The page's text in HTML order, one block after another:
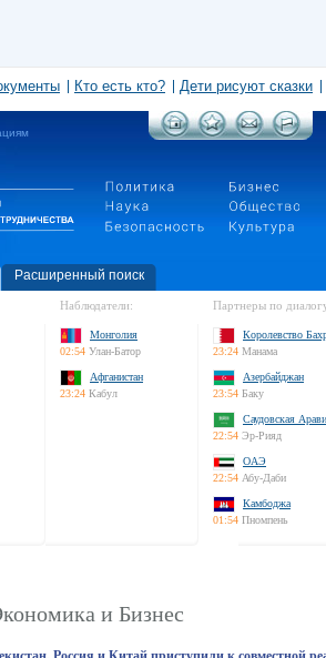
Кто есть кто? Дети рисуют сказки
Расширенный поиск
Наблюдатели:
Монголия
02:54 Улан-Батор
Афганистан
23:24 Кабул
Партнеры по
Королевство
23:24 Манама
Азербайджан
23:54 Баку
Саудовская
22:54 Эр-Рияд
ОАЭ
22:54 Абу-Даби
Камбоджа
01:54 Пномпень
и Бизнес